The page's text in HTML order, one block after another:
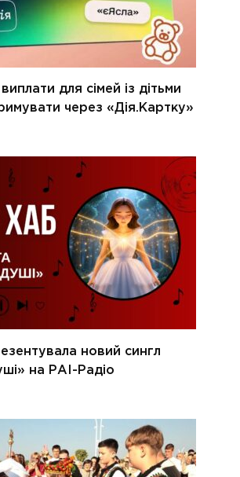
для сімей із дітьми
через «Дія.Картку»
новий сингл
на РАІ-Радіо